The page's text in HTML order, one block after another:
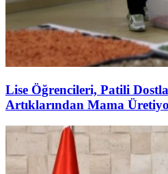
Lise Öğrencileri, Patili
Artıklarından Mama